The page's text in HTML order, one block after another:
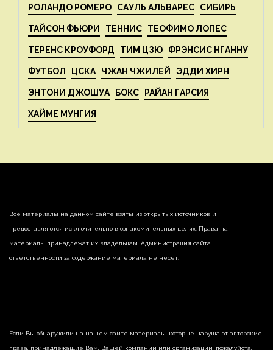
РОЛАНДО РОМЕРО САУЛЬ АЛЬВАРЕС СИБИРЬ
ТАЙСОН ФЬЮРИ ТЕННИС ТЕОФИМО ЛОПЕС
ТЕРЕНС КРОУФОРД ТИМ ЦЗЮ ФРЭНСИС НГАННУ
ФУТБОЛ ЦСКА ЧЖАН ЧЖИЛЕЙ ЭДДИ ХИРН
ЭНТОНИ ДЖОШУА БОКС РАЙАН ГАРСИЯ
ХАЙМЕ МУНГИЯ
Все материалы на данном сайте взяты из открытых источников и
предоставляются исключительно в ознакомительных целях. Права на
материалы принадлежат их владельцам. Администрация сайта
ответственности за содержание материала не несет.
Если Вы обнаружили на нашем сайте материалы, которые нарушают авторские
права, принадлежащие Вам, Вашей компании или организации, пожалуйста,